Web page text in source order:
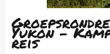
Yukon -
reis